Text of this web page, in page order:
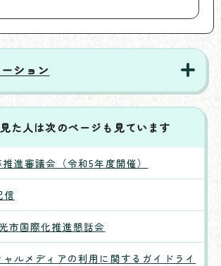
ション
た人は次のページも見ています
進審議会（令和5年度開催）
信
市国際化推進懇話会
ルメディアの利用に関するガイドライ